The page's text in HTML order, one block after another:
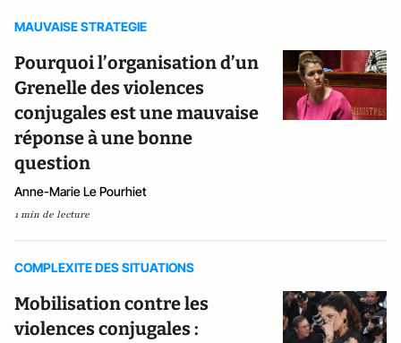
MAUVAISE STRATEGIE
Pourquoi l’organisation d’un
Grenelle des violences
conjugales est une mauvaise
réponse à une bonne
question
Anne-Marie Le Pourhiet
1 min de lecture
COMPLEXITE DES SITUATIONS
Mobilisation contre les
violences conjugales :